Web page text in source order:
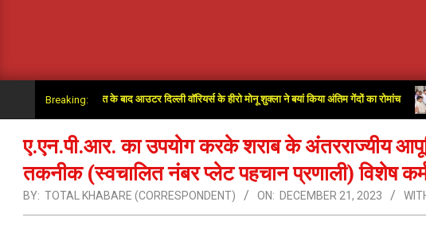
Breaking:
ओवर में जीत के बाद आउटर दिल्ली वॉरियर्स के हीरो मोनू शुक्ला ने बयां किया अंतिम गेंदों का रोमांच
ए.एन.पी.आर. का उपयोग करके शराब के अंतरराज्यीय
तकनीक (स्वचालित नंबर प्लेट पहचान प्रणाली) विशेष
BY: TOTAL KHABARE (CORRESPONDENT) ON: DECEMBER 21, 2023